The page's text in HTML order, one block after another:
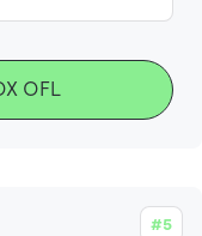
OFL
#5